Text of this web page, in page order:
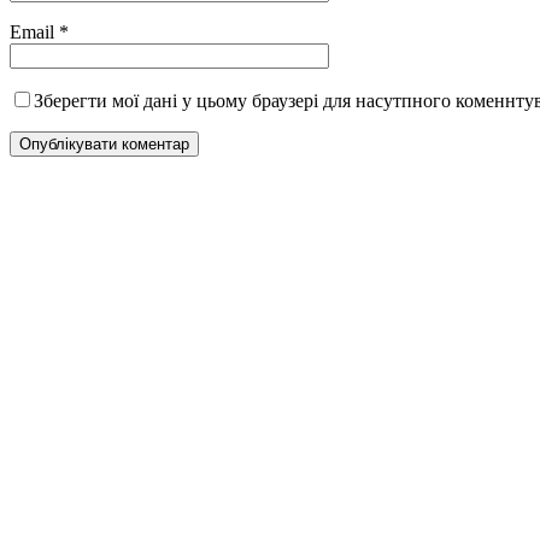
Email *
Зберегти мої дані у цьому браузері для насутпного